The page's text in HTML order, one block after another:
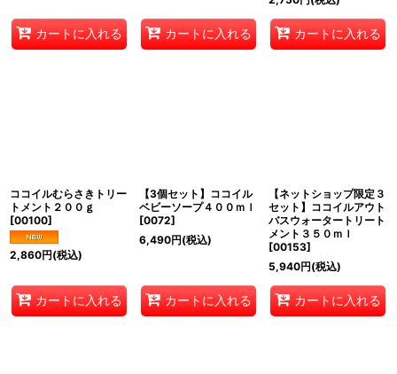
カートに入れる カートに入れる カートに入れる
ココイルむらさきトリー
トメント２００ｇ
[00100]
2,860円(税込)
カートに入れる
【3個セット】ココイル
ベビーソープ４００ｍｌ
[0072]
6,490円(税込)
カートに入れる
【ネットショップ限定３
セット】ココイルアウト
バスウォータートリート
メント３５０ｍｌ
[00153]
5,940円(税込)
カートに入れる